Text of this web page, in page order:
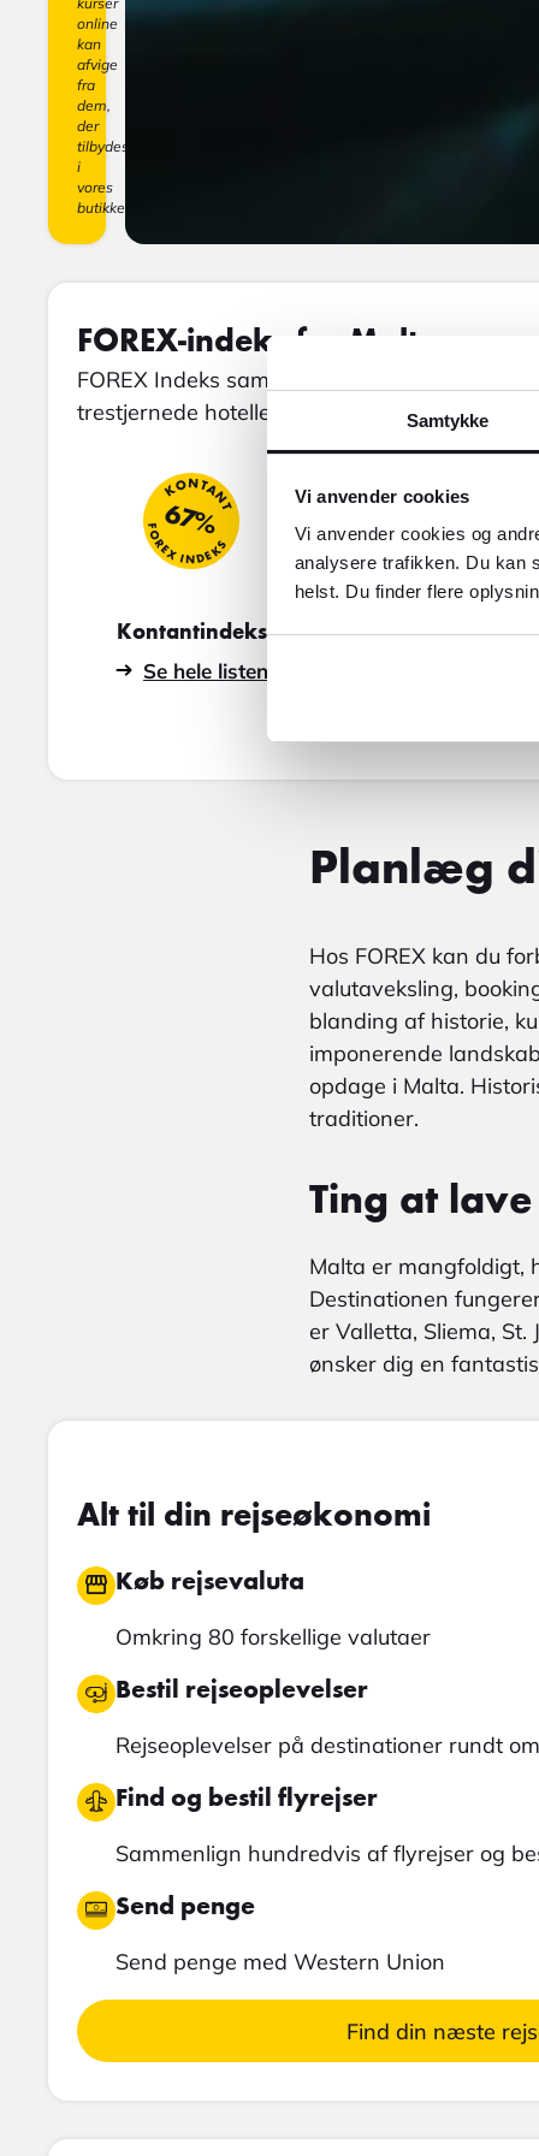
Samtykke
Vi anvender cookies
Vi anvender cookies og
analysere trafikken. Du kan
helst. Du finder flere
online
kan
afvige
fra
dem,
der
tilbydes
i
vores
butikker.
FOREX-indeks for Malta
FOREX Indeks sammenligner
trestjernede hoteller, restauranter og taxaer.
KONTANT
67%
FOREX INDEKS
Kontantindeks
Se hele listen
REJSER
54
FOREX INDEKS
Rejseindeks
Planlæg
Hos FOREX kan du
valutaveksling,
blanding af historie,
imponerende
opdage i Malta.
traditioner.
Ting at
Malta er mangfoldigt,
Destinationen
er Valletta, Sliema,
ønsker dig en
Alt til din rejseøkonomi
Køb rejsevaluta
Omkring 80 forskellige valutaer
Bestil rejseoplevelser
Rejseoplevelser på destinationer rundt
Find og bestil flyrejser
Sammenlign hundredvis af flyrejser og
Send penge
Send penge med Western Union
Find din næste